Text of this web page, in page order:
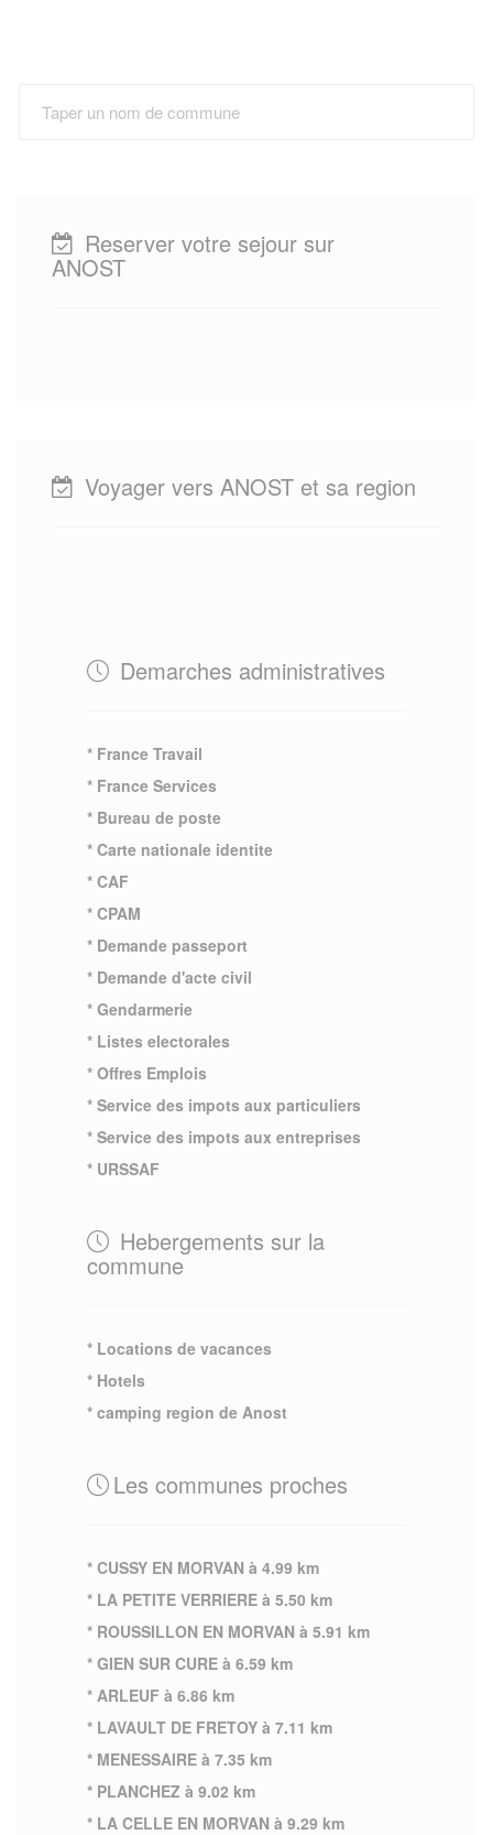
Reserver votre sejour sur
ANOST
Voyager vers ANOST et sa region
Demarches administratives
* France Travail
* France Services
* Bureau de poste
* Carte nationale identite
* CAF
* CPAM
* Demande passeport
* Demande d'acte civil
* Gendarmerie
* Listes electorales
* Offres Emplois
* Service des impots aux particuliers
* Service des impots aux entreprises
* URSSAF
Hebergements sur la
commune
* Locations de vacances
* Hotels
* camping region de Anost
Les communes proches
* CUSSY EN MORVAN à 4.99 km
* LA PETITE VERRIERE à 5.50 km
* ROUSSILLON EN MORVAN à 5.91 km
* GIEN SUR CURE à 6.59 km
* ARLEUF à 6.86 km
* LAVAULT DE FRETOY à 7.11 km
* MENESSAIRE à 7.35 km
* PLANCHEZ à 9.02 km
* LA CELLE EN MORVAN à 9.29 km